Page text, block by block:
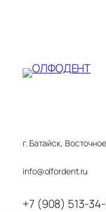
г. Батайск,
info@olfordent.ru
+7 (908) 513-